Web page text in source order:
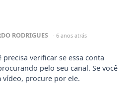
RODRIGUES · 6 anos atrás
precisa verificar se essa conta
pelo seu canal. Se você
vídeo, procure por ele.